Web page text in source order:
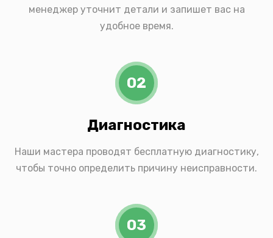
менеджер уточнит детали и запишет вас на
удобное время.
02
Диагностика
Наши мастера проводят бесплатную диагностику,
чтобы точно определить причину неисправности.
03